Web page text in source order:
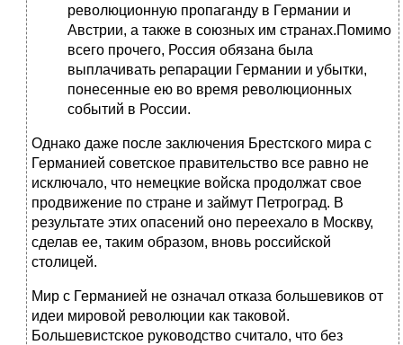
революционную пропаганду в Германии и
Австрии, а также в союзных им странах.Помимо
всего прочего, Россия обязана была
выплачивать репарации Германии и убытки,
понесенные ею во время революционных
событий в России.
Однако даже после заключения Брестского мира с
Германией советское правительство все равно не
исключало, что немецкие войска продолжат свое
продвижение по стране и займут Петроград. В
результате этих опасений оно переехало в Москву,
сделав ее, таким образом, вновь российской
столицей.
Мир с Германией не означал отказа большевиков от
идеи мировой революции как таковой.
Большевистское руководство считало, что без